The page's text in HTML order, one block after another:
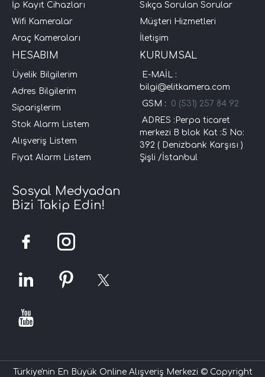
İp Kayıt Cihazları
Wifi Kameralar
Araç Kameraları
Sıkça Sorulan Sorular
Müşteri Hizmetleri
İletişim
HESABIM
Üyelik Bilgilerim
Adres Bilgilerim
Siparişlerim
Stok Alarm Listem
Alışveriş Listem
Fiyat Alarm Listem
KURUMSAL
E-MAİL :
bilgi@elitkamera.com
GSM : 0 (531) 257 84 92
ADRES :Perpa ticaret
merkezi B blok Kat :5 No:
392 ( Denizbank Karşısı )
Şişli /İstanbul
Sosyal Medyadan
Bizi Takip Edin!
Türkiye'nin En Büyük Online Alışveriş Merkezi © Copyright